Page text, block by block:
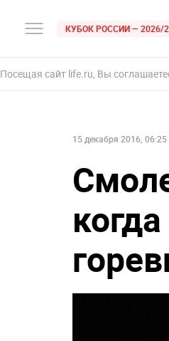
КУБОК РОССИИ — 2026/
Посещая сайт life.ru, Вы
15 декабря 2016, 06:25